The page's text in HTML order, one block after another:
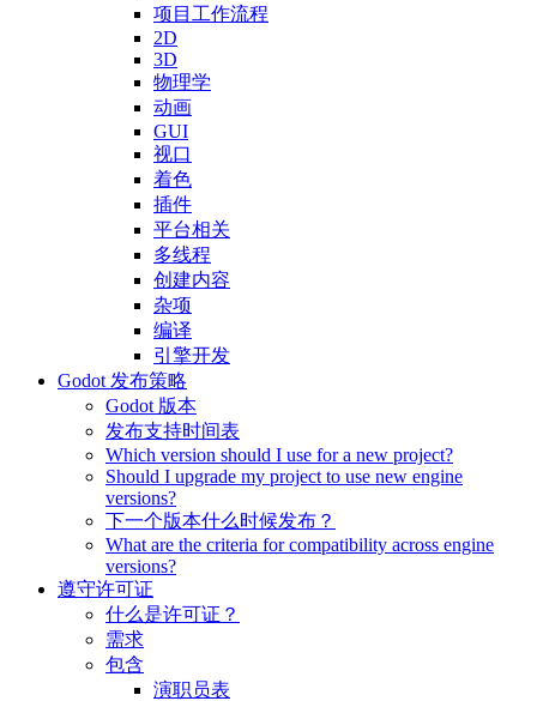
项目工作流程
2D
3D
物理学
动画
GUI
视口
着色
插件
平台相关
多线程
创建内容
杂项
编译
引擎开发
Godot 发布策略
Godot 版本
发布支持时间表
Which version should I use for a new project?
Should I upgrade my project to use new engine
versions?
下一个版本什么时候发布？
What are the criteria for compatibility across engine
versions?
遵守许可证
什么是许可证？
需求
包含
演职员表